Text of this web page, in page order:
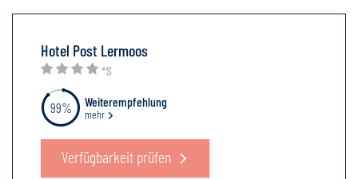
Hotel Post Lermoos
*S
99% Weiterempfehlung
mehr
Verfügbarkeit prüfen